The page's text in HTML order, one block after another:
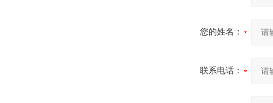
您的姓名：
联系电话：